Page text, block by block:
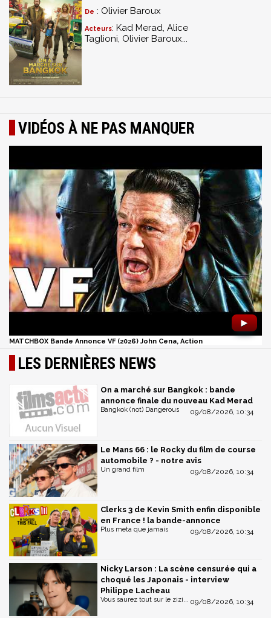
De : Olivier Baroux
Acteurs: Kad Merad, Alice
Taglioni, Olivier Baroux...
VIDÉOS À NE PAS MANQUER
►
MATCHBOX Bande Annonce VF (2026) John Cena, Action
LES DERNIÈRES NEWS
On a marché sur Bangkok : bande
annonce finale du nouveau Kad Merad
09/08/2026, 10:34
Bangkok (not) Dangerous
Le Mans 66 : le Rocky du film de course
automobile ? - notre avis
09/08/2026, 10:34
Un grand film
Clerks 3 de Kevin Smith enfin disponible
en France ! la bande-annonce
09/08/2026, 10:34
Plus meta que jamais
Nicky Larson : La scène censurée qui a
choqué les Japonais - interview
Philippe Lacheau
09/08/2026, 10:34
Vous saurez tout sur le zizi...